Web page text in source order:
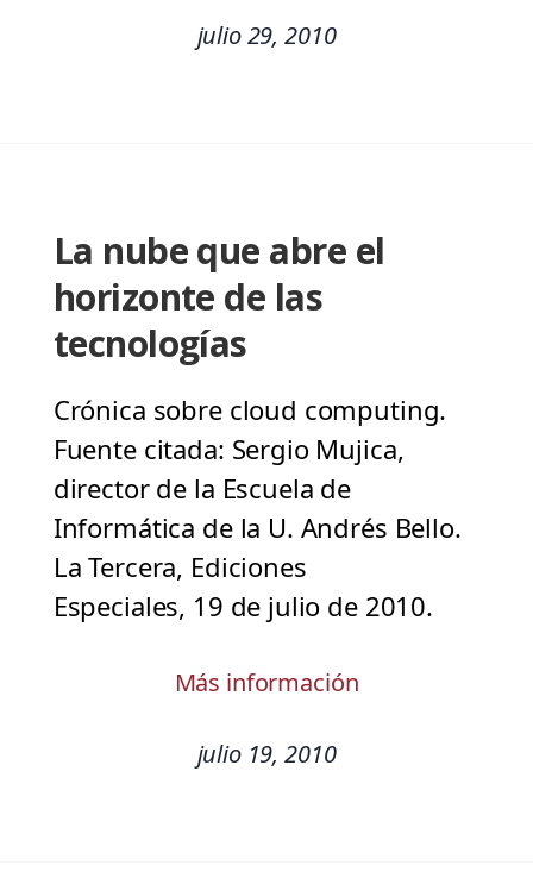
julio 29, 2010
La nube que abre el
horizonte de las
tecnologías
Crónica sobre cloud computing.
Fuente citada: Sergio Mujica,
director de la Escuela de
Informática de la U. Andrés Bello.
La Tercera, Ediciones
Especiales, 19 de julio de 2010.
Más información
julio 19, 2010